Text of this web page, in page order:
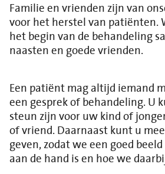
Familie en vrienden zijn van
voor het herstel van patiënten.
het begin van de behandeling
naasten en goede vrienden.
Een patiënt mag altijd iemand
een gesprek of behandeling. U
steun zijn voor uw kind of
of vriend. Daarnaast kunt u
geven, zodat we een goed
aan de hand is en hoe we